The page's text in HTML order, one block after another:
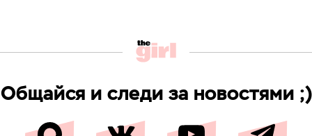
Общайся и следи за новостями ;)